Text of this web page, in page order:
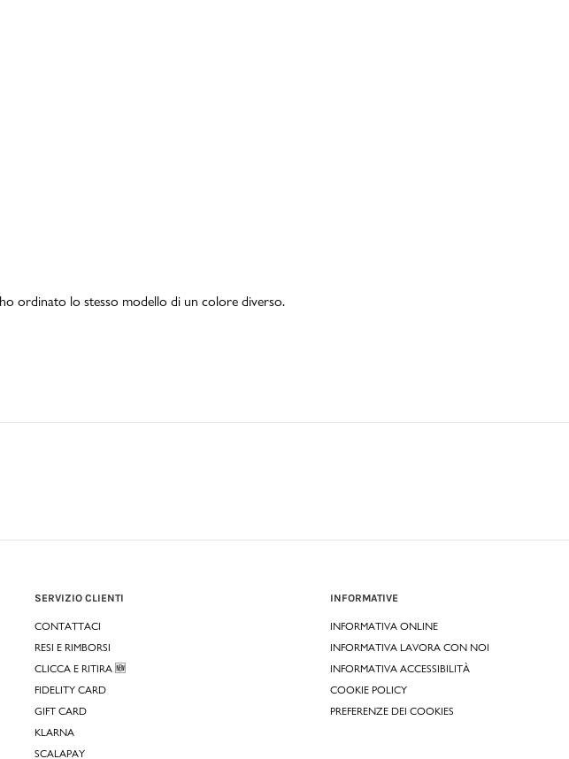
ordinato lo stesso modello di un colore diverso.
SERVIZIO CLIENTI
CONTATTACI
RESI E RIMBORSI
CLICCA E RITIRA 🆕
FIDELITY CARD
GIFT CARD
KLARNA
SCALAPAY
INFORMATIVE
INFORMATIVA ONLINE
INFORMATIVA LAVORA CON NOI
INFORMATIVA ACCESSIBILITÀ
COOKIE POLICY
PREFERENZE DEI COOKIES